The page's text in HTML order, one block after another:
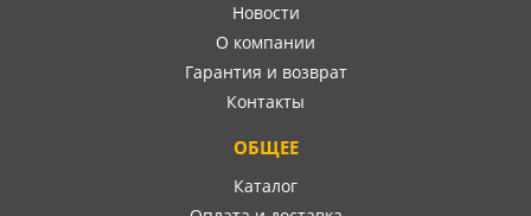
Новости
О компании
Гарантия и возврат
Контакты
ОБЩЕЕ
Каталог